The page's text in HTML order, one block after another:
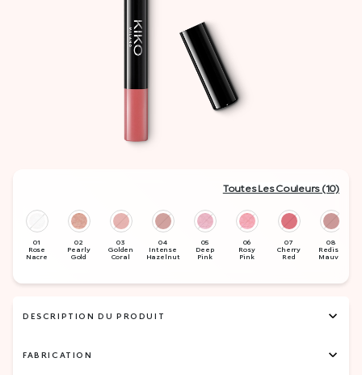
Toutes Les Couleurs (10)
DESCRIPTION DU PRODUIT
FABRICATION